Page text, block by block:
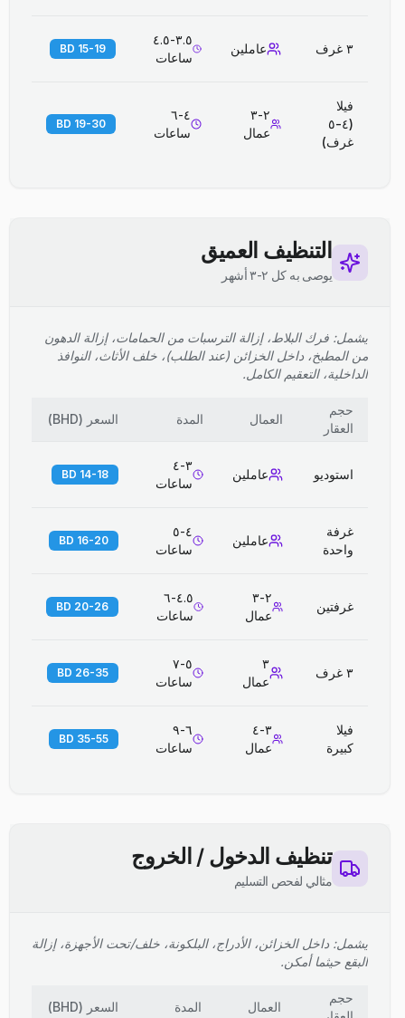
٣ غرف عاملين
٣.٥-٤.٥
ساعات
15-19 BD
فيلا
(٤-٥
غرف)
٢-٣
عمال
٤-٦
ساعات
19-30 BD
التنظيف العميق
يوصى به كل ٢-٣ أشهر
يشمل: فرك البلاط، إزالة الترسبات من الحمامات، إزالة الدهون
من المطبخ، داخل الخزائن (عند الطلب)، خلف الأثاث، النوافذ
الداخلية، التعقيم الكامل.
حجم
العقار
العمال المدة السعر (
BHD
)
استوديو عاملين
٣-٤
ساعات
14-18 BD
غرفة
واحدة
عاملين
٤-٥
ساعات
16-20 BD
غرفتين
٢-٣
عمال
٤.٥-٦
ساعات
20-26 BD
٣ غرف
٣
عمال
٥-٧
ساعات
26-35 BD
فيلا
كبيرة
٣-٤
عمال
٦-٩
ساعات
35-55 BD
تنظيف الدخول / الخروج
مثالي لفحص التسليم
يشمل: داخل الخزائن، الأدراج، البلكونة، خلف/تحت الأجهزة، إزالة
البقع حيثما أمكن.
حجم
العمال المدة السعر (
BHD
)